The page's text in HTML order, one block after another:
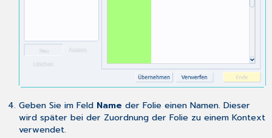
Geben Sie im Feld Name der Folie einen Namen. Dieser
wird später bei der Zuordnung der Folie zu einem Kontext
verwendet.